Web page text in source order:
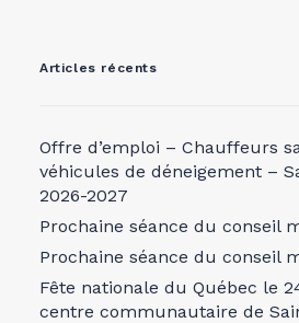
Articles récents
Offre d’emploi – Chauffeurs
véhicules de déneigement –
2026-2027
Prochaine séance du conseil
Prochaine séance du conseil
Fête nationale du Québec le
centre communautaire de